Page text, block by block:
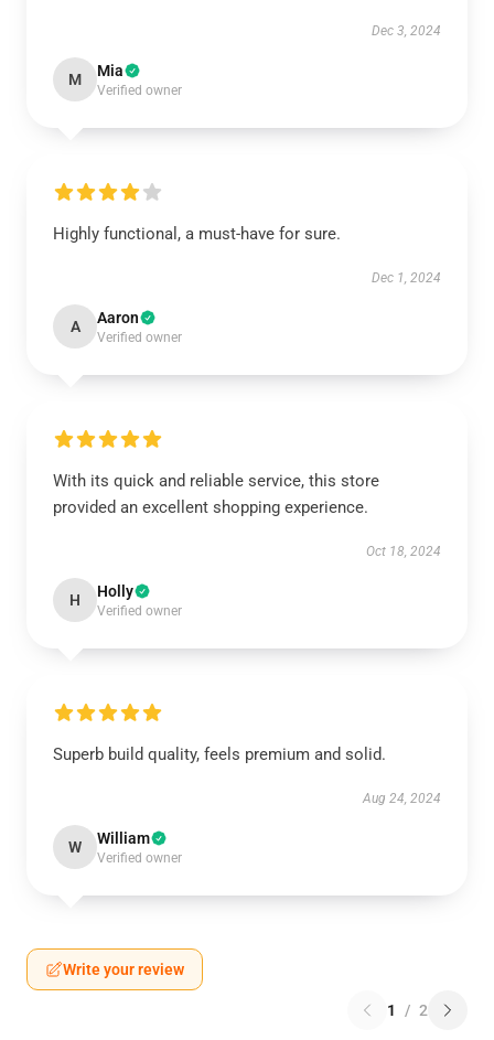
Dec 3, 2024
M Mia
Verified owner
Highly functional, a must-have for sure.
Dec 1, 2024
A Aaron
Verified owner
With its quick and reliable service, this store
provided an excellent shopping experience.
Oct 18, 2024
H Holly
Verified owner
Superb build quality, feels premium and solid.
Aug 24, 2024
W William
Verified owner
Write your review
1 / 2